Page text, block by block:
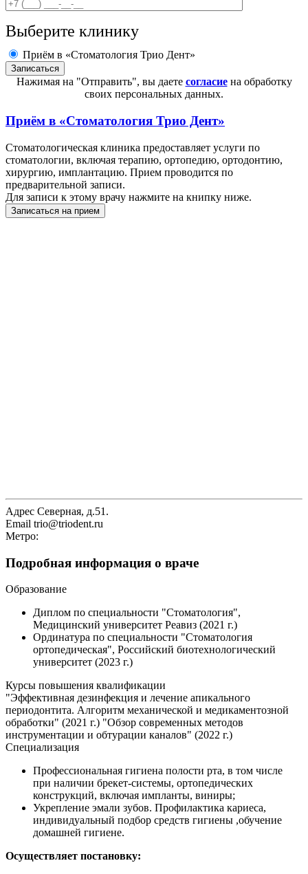
Выберите клинику
Приём в «Стоматология Трио Дент»
Нажимая на "Отправить", вы даете согласиена обработку
своих персональных данных.
Приём в «Стоматология Трио Дент»
Стоматологическая клиника предоставляет услуги по
стоматологии, включая терапию, ортопедию, ортодонтию,
хирургию, имплантацию. Прием проводится по
предварительной записи.
Для записи к этому врачу нажмите на книпку ниже.
Записаться на прием
Адрес Северная, д.51.
Email trio@triodent.ru
Метро:
Подробная информация о враче
Образование
Диплом по специальности "Стоматология",
Медицинский университет Реавиз (2021 г.)
Ординатура по специальности "Стоматология
ортопедическая", Российский биотехнологический
университет (2023 г.)
Курсы повышения квалификации
"Эффективная дезинфекция и лечение апикального
периодонтита. Алгоритм механической и медикаментозной
обработки" (2021 г.) "Обзор современных методов
инструментации и обтурации каналов" (2022 г.)
Специализация
Профессиональная гигиена полости рта, в том числе
при наличии брекет-системы, ортопедических
конструкций, включая импланты, виниры;
Укрепление эмали зубов. Профилактика кариеса,
индивидуальный подбор средств гигиены ,обучение
домашней гигиене.
Осуществляет постановку: